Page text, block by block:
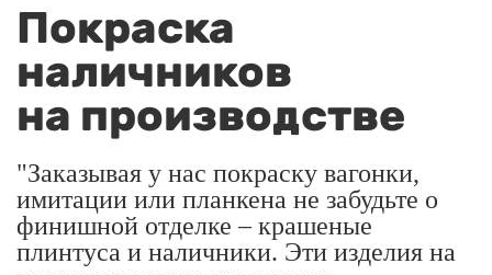
Покраска
наличников
на производстве
"Заказывая у нас покраску вагонки,
имитации или планкена не забудьте о
финишной отделке – крашеные
плинтуса и наличники. Эти изделия на